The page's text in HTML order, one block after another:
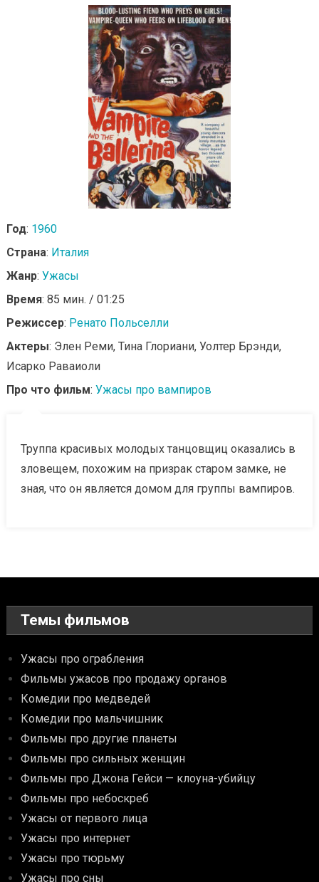
Год: 1960
Страна: Италия
Жанр: Ужасы
Время: 85 мин. / 01:25
Режиссер: Ренато Польселли
Актеры: Элен Реми, Тина Глориани, Уолтер Брэнди,
Исарко Раваиоли
Про что фильм: Ужасы про вампиров
Труппа красивых молодых танцовщиц оказались в
зловещем, похожим на призрак старом замке, не
зная, что он является домом для группы вампиров.
Темы фильмов
Ужасы про ограбления
Фильмы ужасов про продажу органов
Комедии про медведей
Комедии про мальчишник
Фильмы про другие планеты
Фильмы про сильных женщин
Фильмы про Джона Гейси — клоуна-убийцу
Фильмы про небоскреб
Ужасы от первого лица
Ужасы про интернет
Ужасы про тюрьму
Ужасы про сны